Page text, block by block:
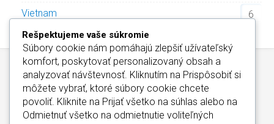
Vietnam
6
Wellness Hotely Slovensko/Informácie o Cookies
Rešpektujeme vaše súkromie
Súbory cookie nám pomáhajú zlepšiť užívateľský
komfort, poskytovať personalizovaný obsah a
analyzovať návštevnosť. Kliknutím na Prispôsobiť si
môžete vybrať, ktoré súbory cookie chcete
povoliť. Kliknite na Prijať všetko na súhlas alebo na
Odmietnuť všetko na odmietnutie voliteľných